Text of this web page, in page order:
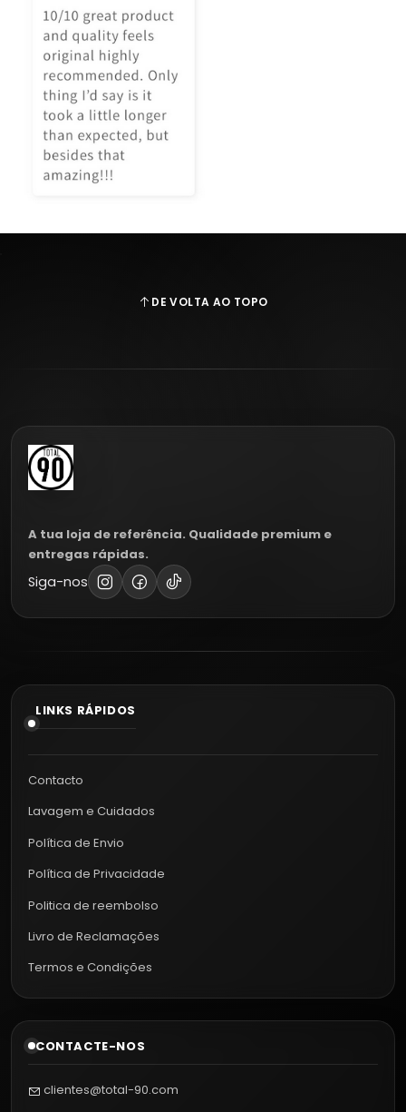
DE VOLTA AO TOPO
A tua loja de referência. Qualidade premium e
entregas rápidas.
Siga-nos
LINKS RÁPIDOS
Contacto
Lavagem e Cuidados
Política de Envio
Política de Privacidade
Politica de reembolso
Livro de Reclamações
Termos e Condições
CONTACTE-NOS
clientes@total-90.com